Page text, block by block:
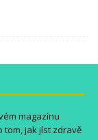
magazínu
tom, jak jíst zdravě